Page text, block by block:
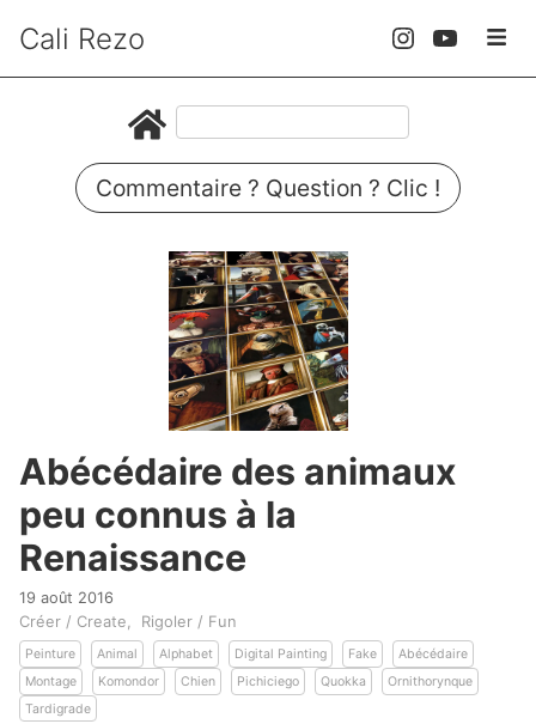
Cali Rezo
Commentaire ? Question ? Clic !
Abécédaire des animaux
peu connus à la
Renaissance
19 août 2016
Créer / Create Rigoler / Fun
Peinture Animal Alphabet Digital Painting Fake
Abécédaire
Montage
Komondor Chien Pichiciego Quokka
Ornithorynque
Tardigrade